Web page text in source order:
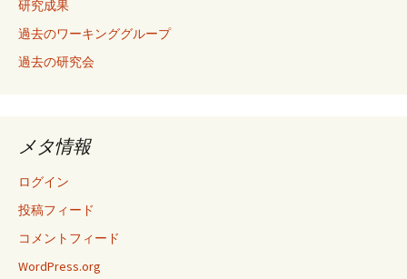
研究成果
過去のワーキンググループ
過去の研究会
メタ情報
ログイン
投稿フィード
コメントフィード
WordPress.org